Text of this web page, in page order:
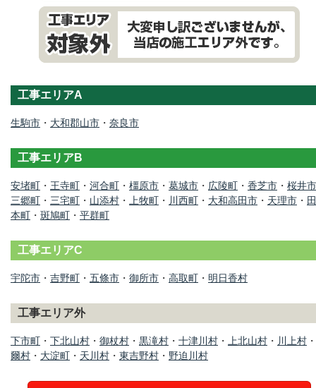
工事エリアA
生駒市 ・ 大和郡山市 ・ 奈良市
工事エリアB
安堵町 ・ 王寺町 ・ 河合町 ・ 橿原市 ・ 葛城市 ・ 広陵町 ・ 香芝市 ・ 桜井市
三郷町 ・ 三宅町 ・ 山添村 ・ 上牧町 ・ 川西町 ・ 大和高田市 ・ 天理市 ・
本町 ・ 斑鳩町 ・ 平群町
工事エリアC
宇陀市 ・ 吉野町 ・ 五條市 ・ 御所市 ・ 高取町 ・ 明日香村
工事エリア外
下市町 ・ 下北山村 ・ 御杖村 ・ 黒滝村 ・ 十津川村 ・ 上北山村 ・ 川上村 ・
爾村 ・ 大淀町 ・ 天川村 ・ 東吉野村 ・ 野迫川村